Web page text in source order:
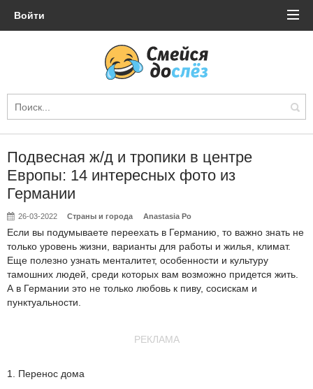
Войти
Подвесная ж/д и тропики в центре
Европы: 14 интересных фото из
Германии
26-03-2022 Страны и города Anastasia Po
Если вы подумываете переехать в Германию, то важно знать не
только уровень жизни, варианты для работы и жилья, климат.
Еще полезно узнать менталитет, особенности и культуру
тамошних людей, среди которых вам возможно придется жить.
А в Германии это не только любовь к пиву, сосискам и
пунктуальности.
РЕКЛАМА
1. Перенос дома